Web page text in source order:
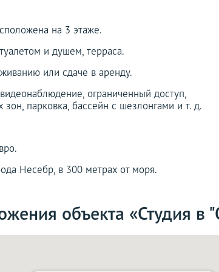
на 3 этаже.
и душем, терраса.
или сдаче в аренду.
ограниченный доступ,
парковка, бассейн с шезлонгами и т. д.
Несебр, в 300 метрах от моря.
объекта «Студия в